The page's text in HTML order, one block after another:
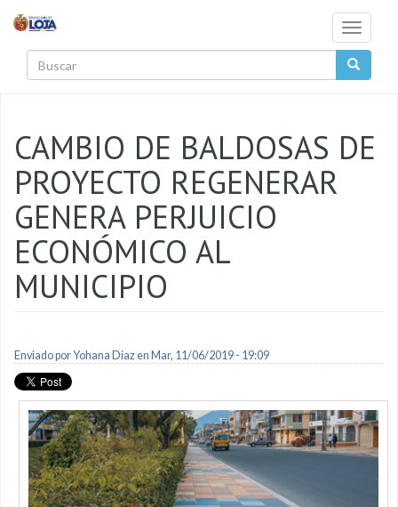
Toggle
CAMBIO DE BALDOSAS DE
PROYECTO REGENERAR
GENERA PERJUICIO
ECONÓMICO AL
MUNICIPIO
Enviado porYohana Diazen Mar, 11/06/2019 - 19:09